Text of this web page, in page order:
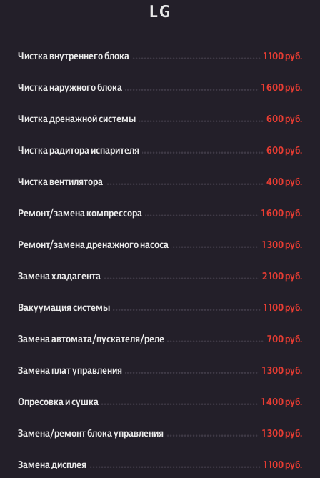
LG
Чистка внутреннего блока 1 100 руб.
Чистка наружного блока 1 600 руб.
Чистка дренажной системы 600 руб.
Чистка радитора испарителя 600 руб.
Чистка вентилятора 400 руб.
Ремонт/замена компрессора 1 600 руб.
Ремонт/замена дренажного насоса 1 300 руб.
Замена хладагента 2 100 руб.
Вакуумация системы 1 100 руб.
Замена автомата/пускателя/реле 700 руб.
Замена плат управления 1 300 руб.
Опресовка и сушка 1 400 руб.
Замена/ремонт блока управления 1 300 руб.
Замена дисплея 1 100 руб.